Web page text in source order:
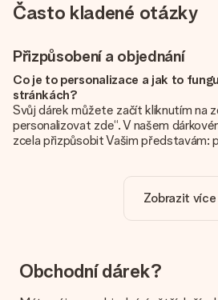
Často kladené otázky
Přizpůsobení a objednání
Co je to personalizace a jak to
stránkách?
Svůj dárek můžete začít kliknutím na
personalizovat zde“. V našem
zcela přizpůsobit Vašim představám:
Je personalizace zahrnuta v ceně?
Jak zjistím, zda má moje fotografie
Zobrazit více
Obchodní dárek?